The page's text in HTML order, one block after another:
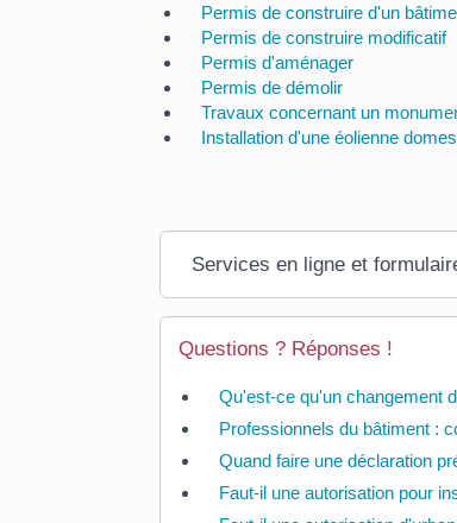
Permis de construire d'un
Permis de construire modificatif
Permis d'aménager
Permis de démolir
Travaux concernant un
Installation d'une éolienne
Services en ligne et
Questions ? Réponses !
Qu'est-ce qu'un changement
Professionnels du bâtiment :
Quand faire une déclaration
Faut-il une autorisation pour